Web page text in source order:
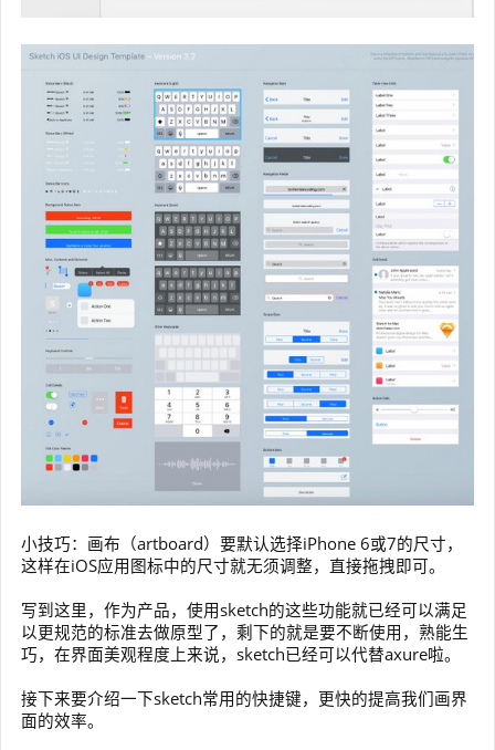
小技巧：画布（artboard）要默认选择iPhone 6或7的尺寸，
这样在iOS应用图标中的尺寸就无须调整，直接拖拽即可。
写到这里，作为产品，使用sketch的这些功能就已经可以满足
以更规范的标准去做原型了，剩下的就是要不断使用，熟能生
巧，在界面美观程度上来说，sketch已经可以代替axure啦。
接下来要介绍一下sketch常用的快捷键，更快的提高我们画界
面的效率。